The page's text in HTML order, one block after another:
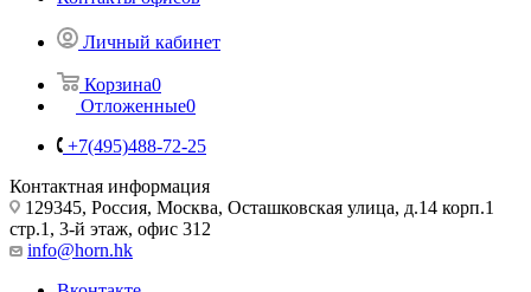
Контакты офисов
Личный кабинет
Корзина0
Отложенные0
+7(495)488-72-25
Контактная информация
129345, Россия, Москва, Осташковская улица, д.14 корп.1
стр.1, 3-й этаж, офис 312
info@horn.hk